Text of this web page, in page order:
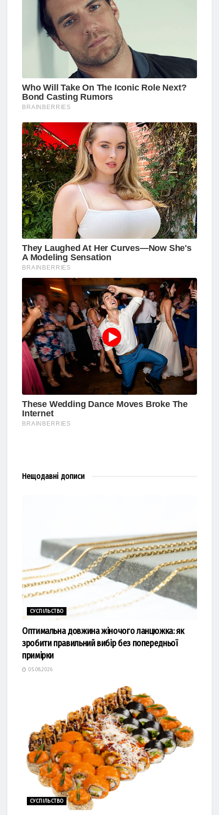
Нещодавні дописи
СУСПІЛЬСТВО
Оптимальна довжина жіночого ланцюжка: як
зробити правильний вибір без попередньої
примірки
05.08.2026
СУСПІЛЬСТВО